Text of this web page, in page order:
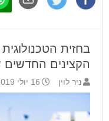
בחזית
הקצינים החדשים
ניר לוין 16 יולי 2019 11:55